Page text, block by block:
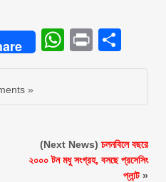
Print
»
(Next News) চলনবিলে বছরে
২০০০ টন মধু সংগ্রহ, বসছে প্রসেসিং
প্লান্ট»